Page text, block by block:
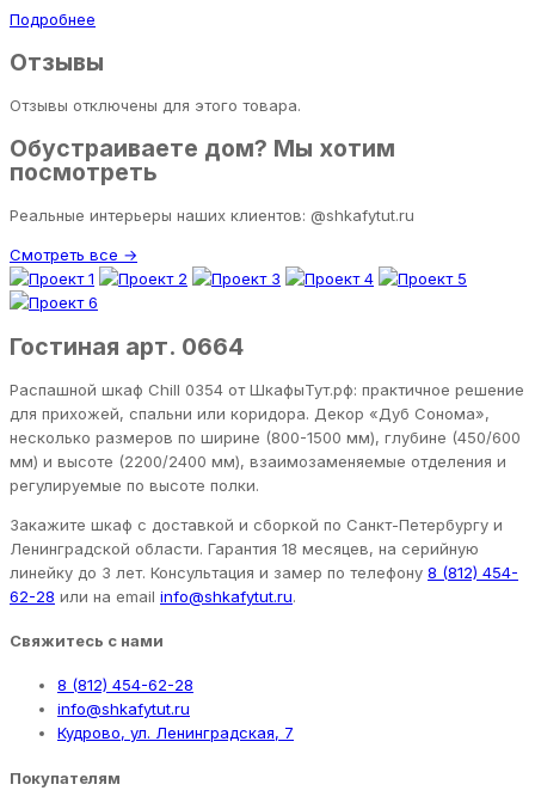
Подробнее
Отзывы
Отзывы отключены для этого товара.
Обустраиваете дом? Мы хотим
посмотреть
Реальные интерьеры наших клиентов: @shkafytut.ru
Смотреть все →
Гостиная арт. 0664
Распашной шкаф Chill 0354 от ШкафыТут.рф: практичное решение
для прихожей, спальни или коридора. Декор «Дуб Сонома»,
несколько размеров по ширине (800-1500 мм), глубине (450/600
мм) и высоте (2200/2400 мм), взаимозаменяемые отделения и
регулируемые по высоте полки.
Закажите шкаф с доставкой и сборкой по Санкт-Петербургу и
Ленинградской области. Гарантия 18 месяцев, на серийную
линейку до 3 лет. Консультация и замер по телефону 8 (812) 454-
62-28 или на email info@shkafytut.ru.
Свяжитесь с нами
8 (812) 454-62-28
info@shkafytut.ru
Кудрово, ул. Ленинградская, 7
Покупателям